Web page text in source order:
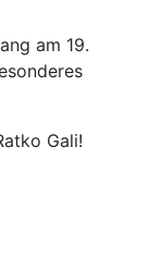
am 19.
Gali!